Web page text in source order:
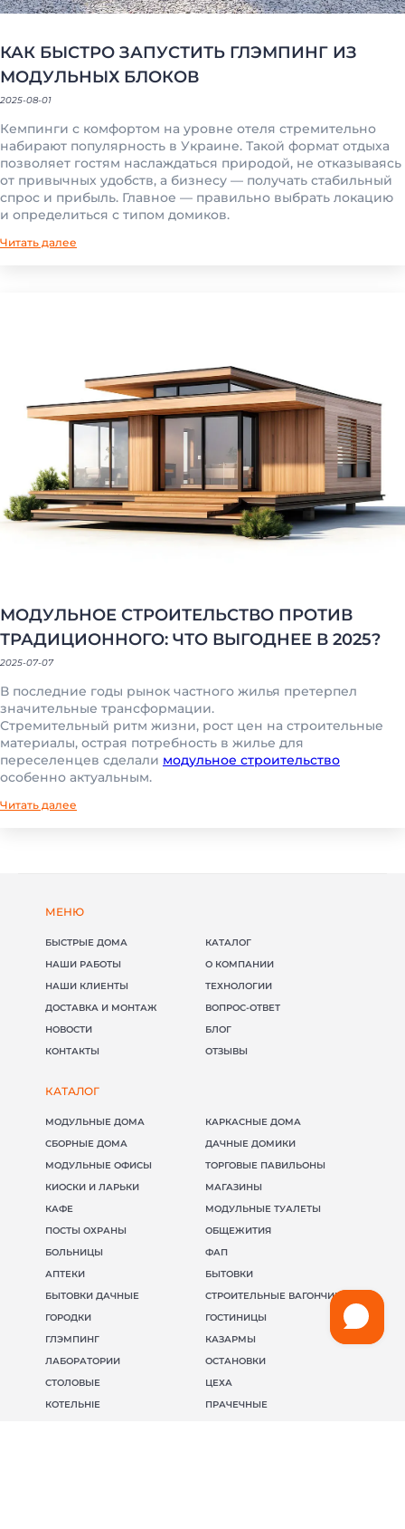
(095) 853-40-40
+380988534040
Офис: г. Киев, ул Ильинская 12
Пн-Пт: 9:00-18:00 / Сб: 9:00-16:00
КАК БЫСТРО ЗАПУСТИТЬ ГЛЭМПИНГ ИЗ
МОДУЛЬНЫХ БЛОКОВ
2025-08-01
Кемпинги с комфортом на уровне отеля стремительно
набирают популярность в Украине. Такой формат отдыха
позволяет гостям наслаждаться природой, не отказываясь
от привычных удобств, а бизнесу — получать стабильный
спрос и прибыль. Главное — правильно выбрать локацию
и определиться с типом домиков.
Читать далее
МОДУЛЬНОЕ СТРОИТЕЛЬСТВО ПРОТИВ
ТРАДИЦИОННОГО: ЧТО ВЫГОДНЕЕ В 2025?
2025-07-07
В последние годы рынок частного жилья претерпел
значительные трансформации.
Стремительный ритм жизни, рост цен на строительные
материалы, острая потребность в жилье для
переселенцев сделали модульное строительство
особенно актуальным.
Читать далее
МЕНЮ
БЫСТРЫЕ ДОМА
КАТАЛОГ
НАШИ РАБОТЫ
О КОМПАНИИ
НАШИ КЛИЕНТЫ
ТЕХНОЛОГИИ
ДОСТАВКА И МОНТАЖ
ВОПРОС-ОТВЕТ
НОВОСТИ
БЛОГ
КОНТАКТЫ
ОТЗЫВЫ
КАТАЛОГ
МОДУЛЬНЫЕ ДОМА
КАРКАСНЫЕ ДОМА
СБОРНЫЕ ДОМА
ДАЧНЫЕ ДОМИКИ
МОДУЛЬНЫЕ ОФИСЫ
ТОРГОВЫЕ ПАВИЛЬОНЫ
КИОСКИ И ЛАРЬКИ
МАГАЗИНЫ
КАФЕ
МОДУЛЬНЫЕ ТУАЛЕТЫ
ПОСТЫ ОХРАНЫ
ОБЩЕЖИТИЯ
БОЛЬНИЦЫ
ФАП
АПТЕКИ
БЫТОВКИ
БЫТОВКИ ДАЧНЫЕ
СТРОИТЕЛЬНЫЕ ВАГОНЧИКИ
ГОРОДКИ
ГОСТИНИЦЫ
ГЛЭМПИНГ
КАЗАРМЫ
ЛАБОРАТОРИИ
ОСТАНОВКИ
СТОЛОВЫЕ
ЦЕХА
КОТЕЛЬНІЕ
ПРАЧЕЧНЫЕ